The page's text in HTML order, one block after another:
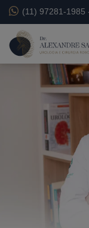
(11) 97281-1985